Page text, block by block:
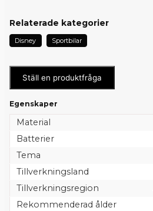
Relaterade kategorier
Disney Sportbilar
Ställ en produktfråga
Egenskaper
Material
Batterier
Tema
Tillverkningsland
Tillverkningsregion
Rekommenderad ålder